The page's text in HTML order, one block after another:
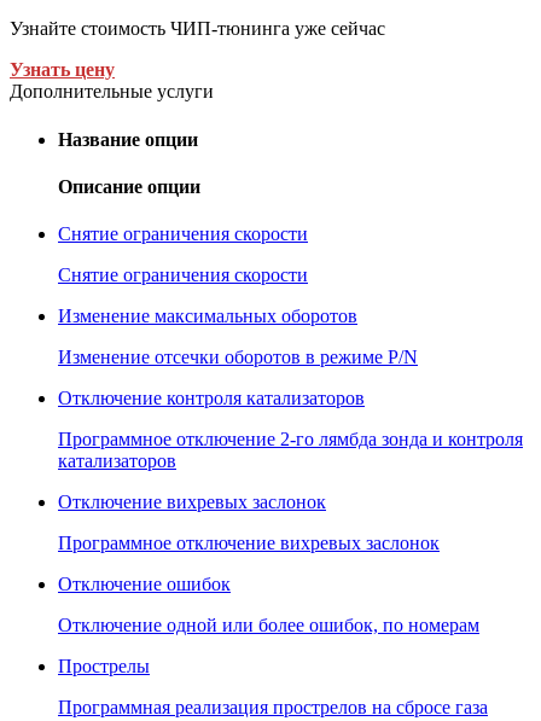
Узнайте стоимость ЧИП-тюнинга уже сейчас
Узнать цену
Дополнительные услуги
Название опции
Описание опции
Снятие ограничения скорости
Снятие ограничения скорости
Изменение максимальных оборотов
Изменение отсечки оборотов в режиме P/N
Отключение контроля катализаторов
Программное отключение 2-го лямбда зонда и контроля
катализаторов
Отключение вихревых заслонок
Программное отключение вихревых заслонок
Отключение ошибок
Отключение одной или более ошибок, по номерам
Прострелы
Программная реализация прострелов на сбросе газа